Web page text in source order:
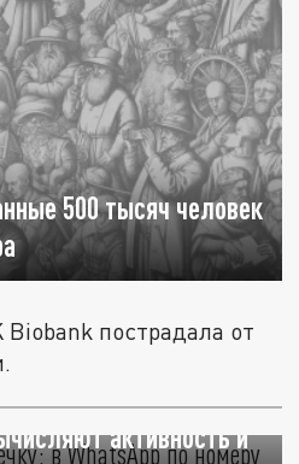
500 тысяч человек
Biobank пострадала от
в WhatsApp по
активность и